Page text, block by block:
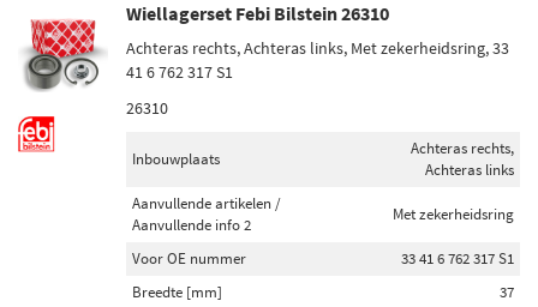
Wiellagerset Febi Bilstein 26310
Achteras rechts, Achteras links, Met zekerheidsring, 33
41 6 762 317 S1
26310
Inbouwplaats
Achteras rechts,
Achteras links
Aanvullende artikelen /
Aanvullende info 2
Met zekerheidsring
Voor OE nummer
33 41 6 762 317 S1
Breedte [mm]
37